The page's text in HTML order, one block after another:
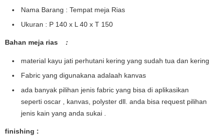
Nama Barang : Tempat meja Rias
Ukuran : P 140 x L 40 x T 150
Bahan meja rias :
material kayu jati perhutani kering yang sudah tua dan kering
Fabric yang digunakana adalaah kanvas
ada banyak pilihan jenis fabric yang bisa di aplikasikan
seperti oscar , kanvas, polyster dll. anda bisa request pilihan
jenis kain yang anda sukai .
finishing :